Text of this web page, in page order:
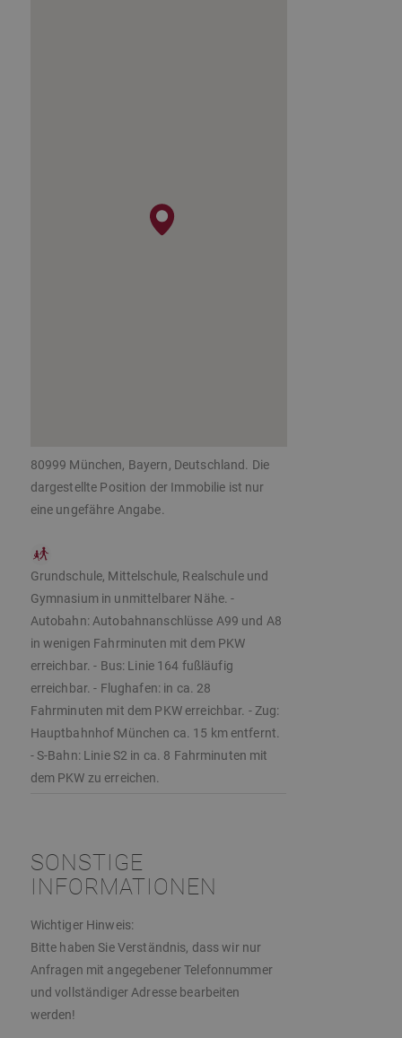
80999 München, Bayern, Deutschland. Die
dargestellte Position der Immobilie ist nur
eine ungefähre Angabe.
Grundschule, Mittelschule, Realschule und
Gymnasium in unmittelbarer Nähe. -
Autobahn: Autobahnanschlüsse A99 und A8
in wenigen Fahrminuten mit dem PKW
erreichbar. - Bus: Linie 164 fußläufig
erreichbar. - Flughafen: in ca. 28
Fahrminuten mit dem PKW erreichbar. - Zug:
Hauptbahnhof München ca. 15 km entfernt.
- S-Bahn: Linie S2 in ca. 8 Fahrminuten mit
dem PKW zu erreichen.
SONSTIGE
INFORMATIONEN
Wichtiger Hinweis:
Bitte haben Sie Verständnis, dass wir nur
Anfragen mit angegebener Telefonnummer
und vollständiger Adresse bearbeiten
werden!